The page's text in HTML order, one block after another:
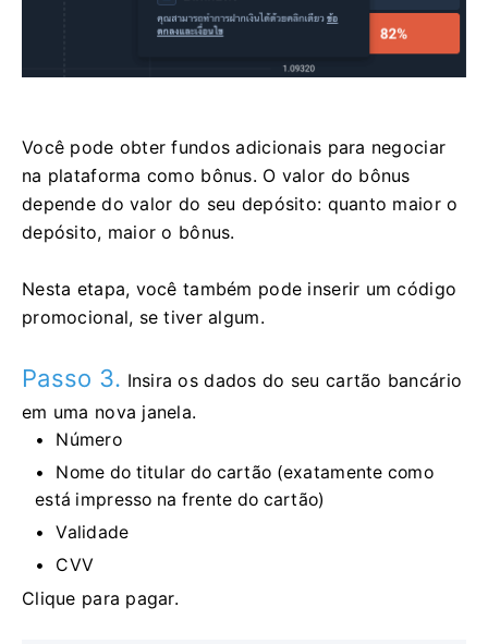
Você pode obter fundos adicionais para negociar
na plataforma como bônus. O valor do bônus
depende do valor do seu depósito: quanto maior o
depósito, maior o bônus.
Nesta etapa, você também pode inserir um código
promocional, se tiver algum.
Passo 3. Insira os dados do seu cartão bancário
em uma nova janela.
Número
Nome do titular do cartão (exatamente como
está impresso na frente do cartão)
Validade
CVV
Clique para pagar.